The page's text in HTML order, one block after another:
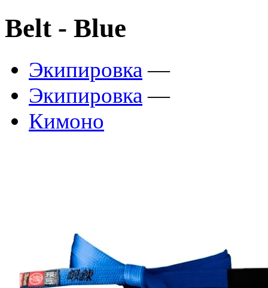
Belt - Blue
Экипировка —
Экипировка —
Кимоно